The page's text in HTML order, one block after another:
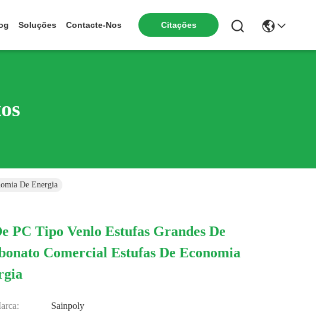
Soluções Contacte-Nos Citações
De Energia
PC Tipo Venlo Estufas Grandes De
Comercial Estufas De Economia
Sainpoly